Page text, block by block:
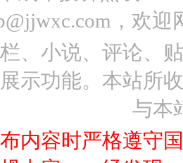
，欢
、小说、评论、
展示功能。本站所
与本
内容时严格遵守